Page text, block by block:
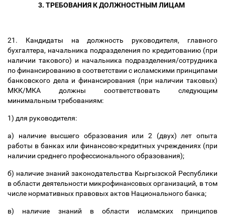
3. ТРЕБОВАНИЯ К ДОЛЖНОСТНЫМ ЛИЦАМ
21. Кандидаты на должность руководителя, главного
бухгалтера, начальника подразделения по кредитованию (при
наличии такового) и начальника подразделения/сотрудника
по финансированию в соответствии с исламскими принципами
банковского дела и финансирования (при наличии таковых)
МКК/МКА должны соответствовать следующим
минимальным требованиям:
1) для руководителя:
а) наличие высшего образования или 2 (двух) лет опыта
работы в банках или финансово-кредитных учреждениях (при
наличии среднего профессионального образования);
б) наличие знаний законодательства Кыргызской Республики
в области деятельности микрофинансовых организаций, в том
числе нормативных правовых актов Национального банка;
в) наличие знаний в области исламских принципов